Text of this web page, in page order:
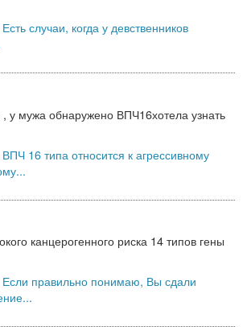
случаи, когда у девственников
у мужа обнаружено ВПЧ16хотела узнать
16 типа относится к агрессивному
канцерогенного риска 14 типов гены
правильно понимаю, Вы сдали